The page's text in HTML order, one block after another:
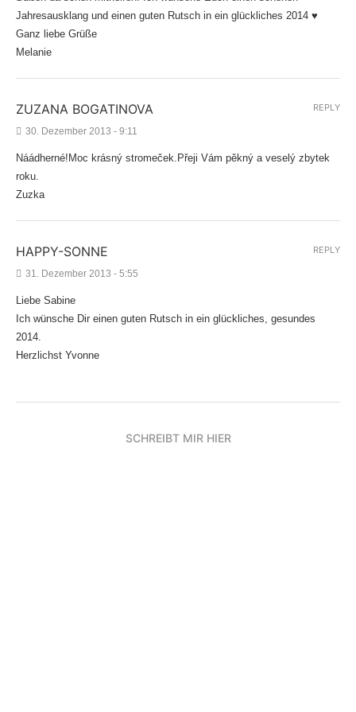
Jahresausklang und einen guten Rutsch in ein glückliches 2014 ♥
Ganz liebe Grüße
Melanie
ZUZANA BOGATINOVA
30. Dezember 2013 - 9:11
Náádherné!Moc krásný stromeček.Přeji Vám pěkný a veselý zbytek
roku.
Zuzka
REPLY
HAPPY-SONNE
31. Dezember 2013 - 5:55
Liebe Sabine
Ich wünsche Dir einen guten Rutsch in ein glückliches, gesundes
2014.
Herzlichst Yvonne
REPLY
SCHREIBT MIR HIER